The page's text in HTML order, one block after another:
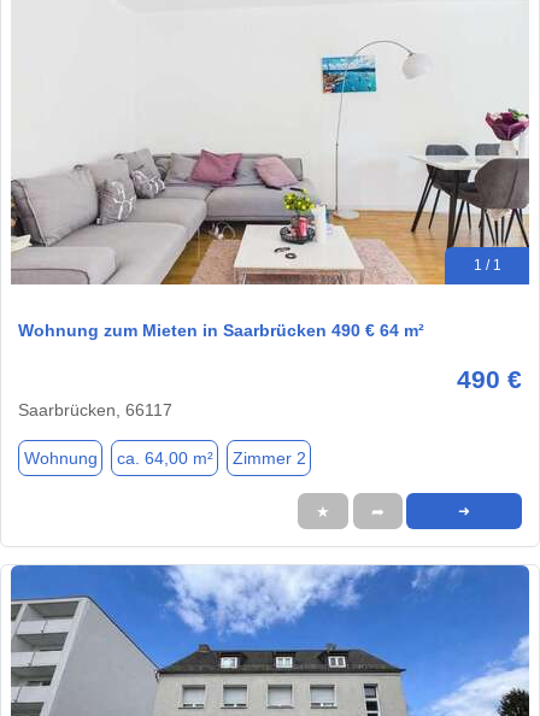
1 / 1
Wohnung zum Mieten in Saarbrücken 490 € 64 m²
490 €
Saarbrücken, 66117
Wohnung ca. 64,00 m² Zimmer 2
★ ➦ ➜